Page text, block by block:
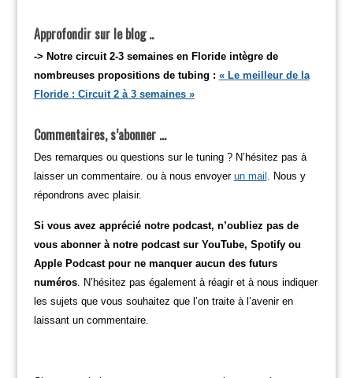
Approfondir sur le blog ..
-> Notre circuit 2-3 semaines en Floride intègre de
nombreuses propositions de tubing : « Le meilleur de la
Floride : Circuit 2 à 3 semaines »
Commentaires, s’abonner …
Des remarques ou questions sur le tuning ? N’hésitez pas à
laisser un commentaire. ou à nous envoyer un mail
. Nous y
répondrons avec plaisir.
Si vous avez apprécié notre podcast, n’oubliez pas de
vous abonner à notre podcast sur YouTube, Spotify ou
Apple Podcast pour ne manquer aucun des futurs
numéros. N’hésitez pas également à réagir et à nous indiquer
les sujets que vous souhaitez que l’on traite à l’avenir en
laissant un commentaire.